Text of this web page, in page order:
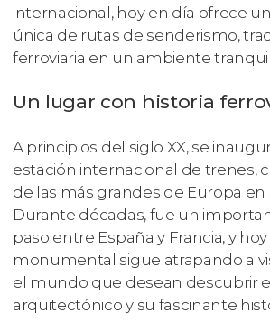
internacional, hoy en día ofrece
única de rutas de senderismo,
ferroviaria en un ambiente
Un lugar con historia
A principios del siglo XX, se
estación internacional de trenes,
de las más grandes de Europa en
Durante décadas, fue un
paso entre España y Francia, y
monumental sigue atrapando a
el mundo que desean descubrir
arquitectónico y su fascinante